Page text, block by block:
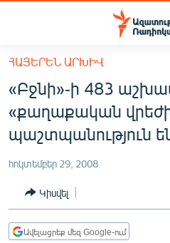
Մատչելիության
հիմնական
բովանդակությանը
հիմնական
մենյուին
ՀԱՅԱՍՏԱՆ
ՔԱՂԱՔԱԿԱՆ
ՀԱՍԱՐԱԿՈՒԹՅՈՒՆ
ՏՆՏԵՍՈՒԹՅՈՒՆ
ՀԱՅԵՐԵՆ ԱՐԽԻՎ
«Բջնի»-ի 483
«քաղաքական
պաշտպանություն
հոկտեմբեր 29, 2008
Կիսվել
Ավելացրեք մեզ Google-ում